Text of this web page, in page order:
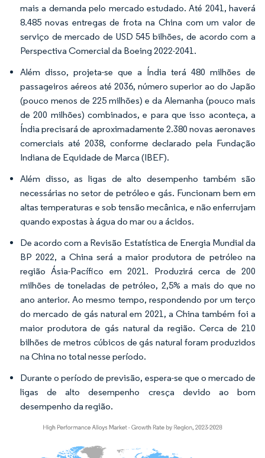
mais a demanda pelo mercado estudado. Até 2041, haverá
8.485 novas entregas de frota na China com um valor de
serviço de mercado de USD 545 bilhões, de acordo com a
Perspectiva Comercial da Boeing 2022-2041.
Além disso, projeta-se que a Índia terá 480 milhões de
passageiros aéreos até 2036, número superior ao do Japão
(pouco menos de 225 milhões) e da Alemanha (pouco mais
de 200 milhões) combinados, e para que isso aconteça, a
Índia precisará de aproximadamente 2.380 novas aeronaves
comerciais até 2038, conforme declarado pela Fundação
Indiana de Equidade de Marca (IBEF).
Além disso, as ligas de alto desempenho também são
necessárias no setor de petróleo e gás. Funcionam bem em
altas temperaturas e sob tensão mecânica, e não enferrujam
quando expostas à água do mar ou a ácidos.
De acordo com a Revisão Estatística de Energia Mundial da
BP 2022, a China será a maior produtora de petróleo na
região Ásia-Pacífico em 2021. Produzirá cerca de 200
milhões de toneladas de petróleo, 2,5% a mais do que no
ano anterior. Ao mesmo tempo, respondendo por um terço
do mercado de gás natural em 2021, a China também foi a
maior produtora de gás natural da região. Cerca de 210
bilhões de metros cúbicos de gás natural foram produzidos
na China no total nesse período.
Durante o período de previsão, espera-se que o mercado de
ligas de alto desempenho cresça devido ao bom
desempenho da região.